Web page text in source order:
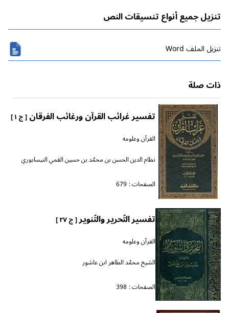
تنزيل جميع أنواع تنسيقات النص
تنزیل الملف Word
ذات صلة
تفسير غرائب القرآن ورغائب الفرقان[ ج ١ ]
القرآن وعلومه
نظام الدين الحسن بن محمّد بن حسين القمي النيسابوري
الصفحات : 679
تفسير التّحرير والتّنوير[ ج ٢٧ ]
القرآن وعلومه
الشيخ محمّد الطاهر ابن عاشور
الصفحات : 398